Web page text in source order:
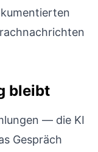
bleibt
— die KI
Gespräch